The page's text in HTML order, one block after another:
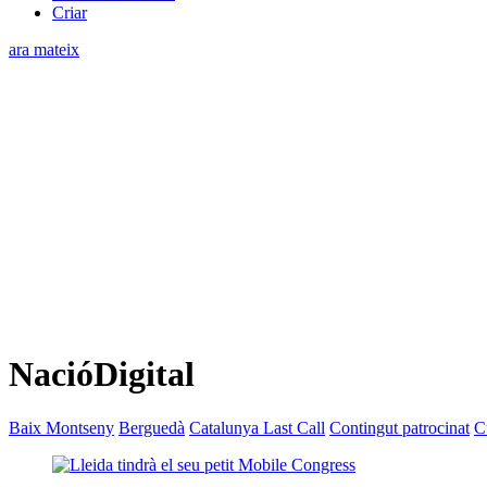
Criar
ara mateix
NacióDigital
Baix Montseny Berguedà Catalunya Last Call Contingut patrocinat